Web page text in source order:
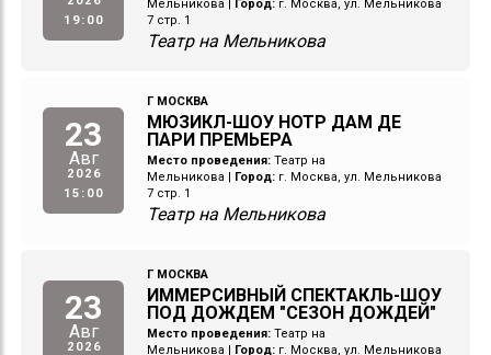
19:00
Мельникова | Город: г. Москва, ул. Мельникова
7 стр. 1
Театр на Мельникова
23
Авг
2026
15:00
Г МОСКВА
МЮЗИКЛ-ШОУ НОТР ДАМ ДЕ
ПАРИ ПРЕМЬЕРА
Место проведения: Театр на
Мельникова | Город: г. Москва, ул. Мельникова
7 стр. 1
Театр на Мельникова
23
Авг
2026
Г МОСКВА
ИММЕРСИВНЫЙ СПЕКТАКЛЬ-ШОУ
ПОД ДОЖДЕМ "СЕЗОН ДОЖДЕЙ"
Место проведения: Театр на
Мельникова | Город: г. Москва, ул. Мельникова